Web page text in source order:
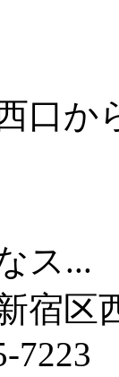
口か
ス...
宿区
7223